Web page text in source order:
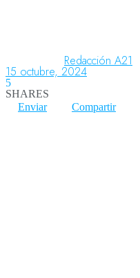
Aeropuertos
Columnistas
Redacción A21
15 octubre, 2024
5
SHARES
Enviar
Compartir